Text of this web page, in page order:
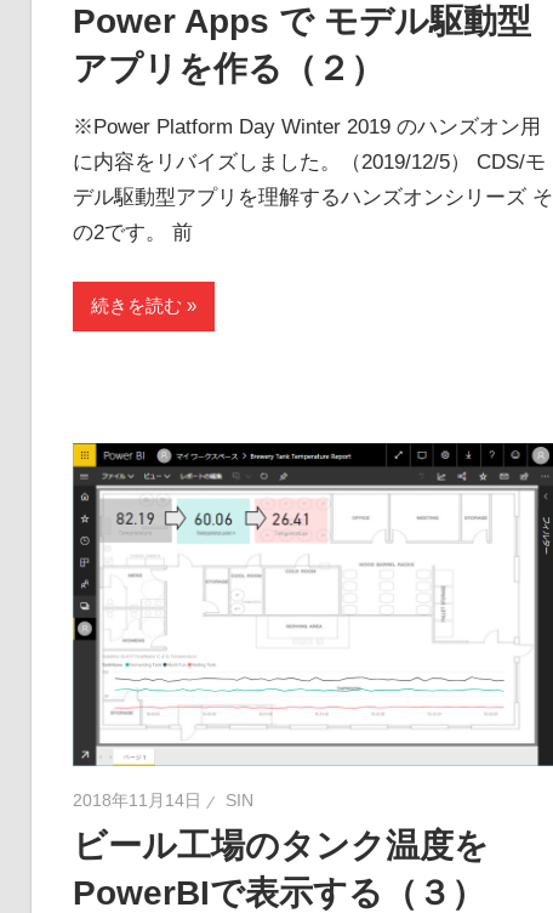
Power Apps で モデル駆動型
アプリを作る（２）
※Power Platform Day Winter 2019 のハンズオン用
に内容をリバイズしました。（2019/12/5） CDS/モ
デル駆動型アプリを理解するハンズオンシリーズ そ
の2です。 前
続きを読む
2018年11月14日 SIN
ビール工場のタンク温度を
PowerBIで表示する（３）